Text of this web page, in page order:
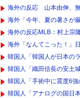
海外の反応 山本由伸、
海外「今年、夏の暑さが
海外の反応MLB：村上宗
海外「なんてこった！」
韓国人「韓国人が日本の
韓国人「織田信長の安土
韓国人「手術中に震度6
韓国人「アナログの国日